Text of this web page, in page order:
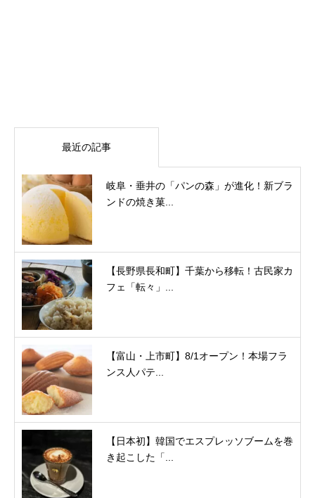
最近の記事
岐阜・垂井の「パンの森」が進化！新ブラ
ンドの焼き菓...
【長野県長和町】千葉から移転！古民家カ
フェ「転々」...
【富山・上市町】8/1オープン！本場フラ
ンス人パテ...
【日本初】韓国でエスプレッソブームを巻
き起こした「...